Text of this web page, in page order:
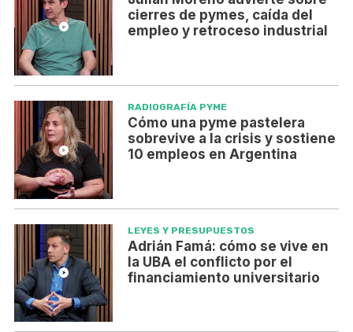
cierres de pymes, caída del
empleo y retroceso industrial
RADIOGRAFÍA PYME
Cómo una pyme pastelera
sobrevive a la crisis y sostiene
10 empleos en Argentina
LEYES Y PRESUPUESTOS
Adrián Famá: cómo se vive en
la UBA el conflicto por el
financiamiento universitario